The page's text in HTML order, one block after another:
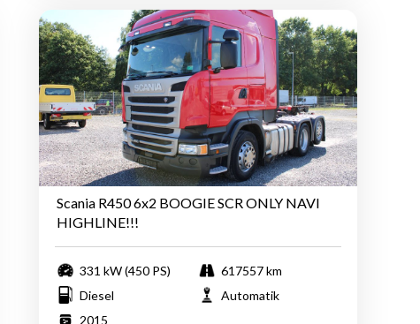
Scania R450 6x2 BOOGIE SCR ONLY NAVI
HIGHLINE!!!
331 kW (450 PS)
617557 km
Diesel
Automatik
2015